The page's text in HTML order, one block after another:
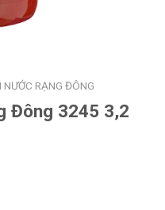
NƯỚC RẠNG ĐÔNG
Đông 3245 3,2